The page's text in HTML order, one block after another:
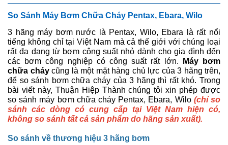
So Sánh Máy Bơm Chữa Cháy Pentax, Ebara, Wilo
3 hãng máy bơm nước là Pentax, Wilo, Ebara là rất nổi
tiếng không chỉ tại Việt Nam mà cả thế giới với chúng loại
rất đa dạng từ bơm công suất nhỏ dành cho gia đình đến
các bơm công nghiệp có công suất rất lớn.
Máy bơm
chữa cháycũng là một mặt hàng chủ lực của 3 hãng trên,
để so sánh bơm chữa cháy của 3 hãng thì rất khó. Trong
bài viết này, Thuận Hiệp Thành chúng tôi xin phép được
so sánh máy bơm chữa cháy Pentax, Ebara, Wilo (chỉ so
sánh các dòng có cung cấp tại Việt Nam hiện có,
không so sánh tất cả sản phẩm do hãng sản xuất).
So sánh về thương hiệu 3 hãng bơm